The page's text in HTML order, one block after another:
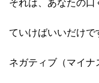
それは、あなたの口
ていけばいいだけで
ネガティブ（マイ